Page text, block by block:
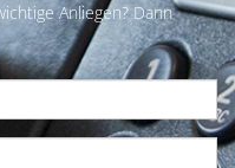
Anliegen? Dann